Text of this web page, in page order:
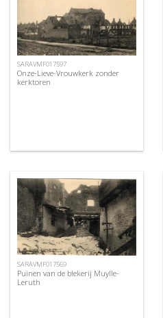
SARAVMF017597
Onze-Lieve-Vrouwkerk zonder
kerktoren
SARAVMF017569
Puinen van de blekerij Muylle-
Leruth